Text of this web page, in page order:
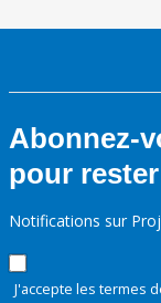
Abonnez-
pour
Notifications sur
J'accepte les termes